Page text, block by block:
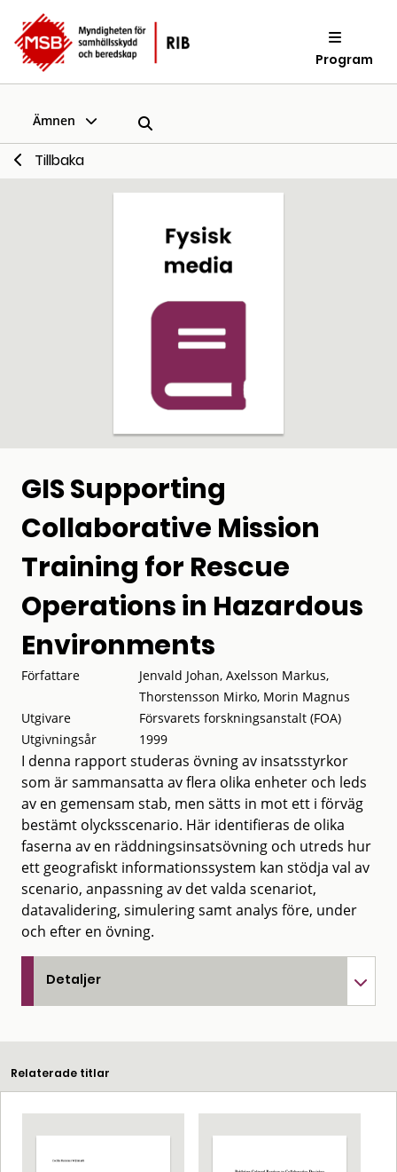
Program
Ämnen
Tillbaka
GIS Supporting
Collaborative Mission
Training for Rescue
Operations in Hazardous
Environments
Författare
Jenvald Johan, Axelsson Markus,
Thorstensson Mirko, Morin Magnus
Utgivare
Försvarets forskningsanstalt (FOA)
Utgivningsår
1999
I denna rapport studeras övning av insatsstyrkor
som är sammansatta av flera olika enheter och leds
av en gemensam stab, men sätts in mot ett i förväg
bestämt olycksscenario. Här identifieras de olika
faserna av en räddningsinsatsövning och utreds hur
ett geografiskt informationssystem kan stödja val av
scenario, anpassning av det valda scenariot,
datavalidering, simulering samt analys före, under
och efter en övning.
Detaljer
Relaterade titlar